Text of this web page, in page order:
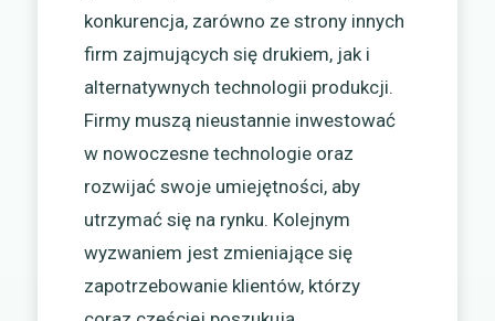
konkurencja, zarówno ze strony innych
firm zajmujących się drukiem, jak i
alternatywnych technologii produkcji.
Firmy muszą nieustannie inwestować
w nowoczesne technologie oraz
rozwijać swoje umiejętności, aby
utrzymać się na rynku. Kolejnym
wyzwaniem jest zmieniające się
zapotrzebowanie klientów, którzy